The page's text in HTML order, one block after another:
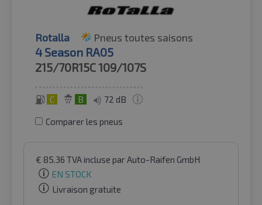
Rotalla Pneus toutes saisons
4 Season RA05
215/70R15C109/107S
C B 72 dB
Comparer les pneus
€ 85.36 TVA incluse par Auto-Raifen GmbH
EN STOCK
Livraison gratuite